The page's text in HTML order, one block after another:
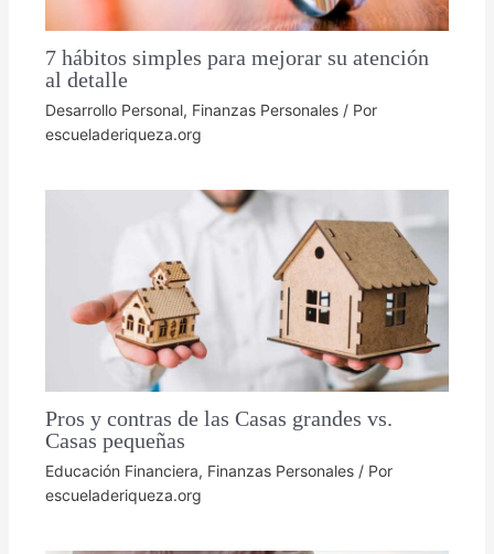
7 hábitos simples para mejorar su atención
al detalle
Desarrollo Personal, Finanzas Personales / Por
escueladeriqueza.org
Pros y contras de las Casas grandes vs.
Casas pequeñas
Educación Financiera, Finanzas Personales / Por
escueladeriqueza.org